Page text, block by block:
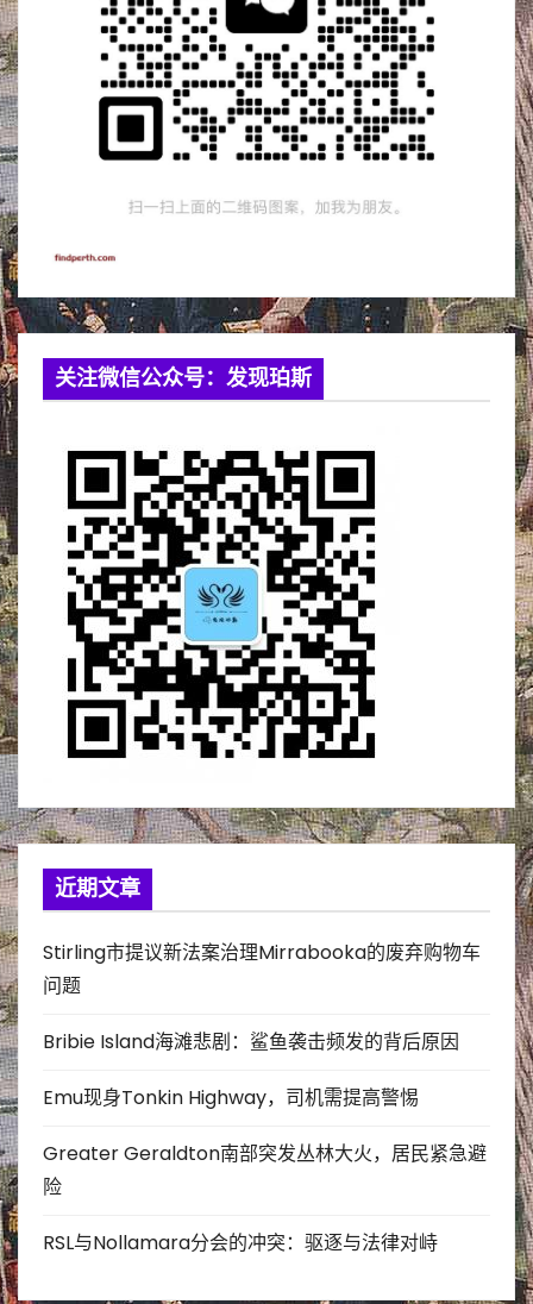
关注微信公众号：发现珀斯
近期文章
Stirling市提议新法案治理Mirrabooka的废弃购物车
问题
Bribie Island海滩悲剧：鲨鱼袭击频发的背后原因
Emu现身Tonkin Highway，司机需提高警惕
Greater Geraldton南部突发丛林大火，居民紧急避
险
RSL与Nollamara分会的冲突：驱逐与法律对峙